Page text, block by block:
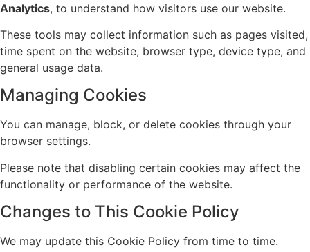
Analytics, to understand how visitors use our website.
These tools may collect information such as pages visited,
time spent on the website, browser type, device type, and
general usage data.
Managing Cookies
You can manage, block, or delete cookies through your
browser settings.
Please note that disabling certain cookies may affect the
functionality or performance of the website.
Changes to This Cookie Policy
We may update this Cookie Policy from time to time.